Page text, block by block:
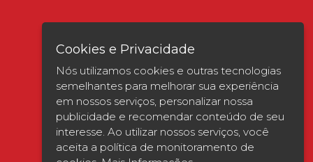
Verificada por
Cookies e Privacidade
Nós utilizamos cookies e outras tecnologias
semelhantes para melhorar sua experiência
em nossos serviços, personalizar nossa
publicidade e recomendar conteúdo de seu
interesse. Ao utilizar nossos serviços, você
aceita a política de monitoramento de